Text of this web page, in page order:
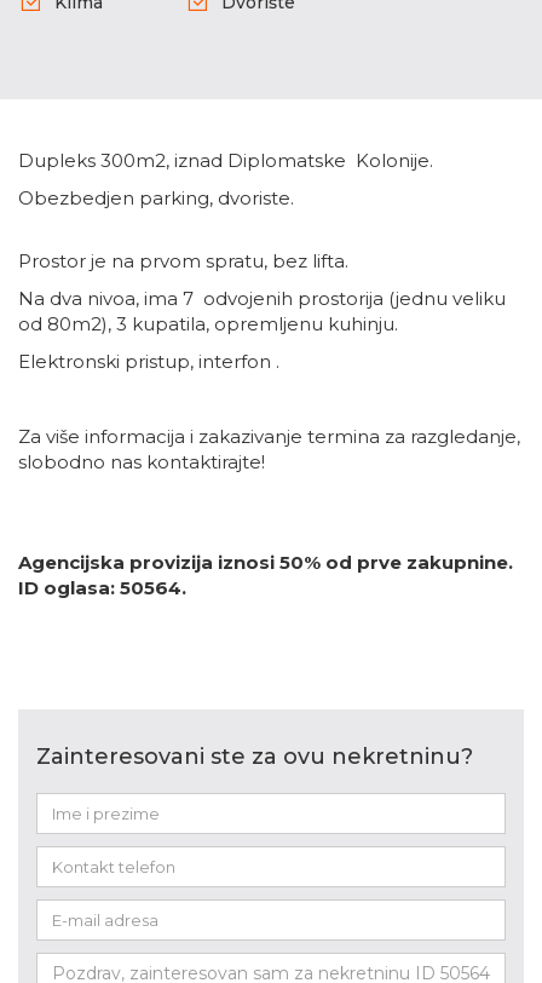
Dupleks 300m2, iznad Diplomatske Kolonije.
Obezbedjen parking, dvoriste.
Prostor je na prvom spratu, bez lifta.
Na dva nivoa, ima 7 odvojenih prostorija (jednu veliku
od 80m2), 3 kupatila, opremljenu kuhinju.
Elektronski pristup, interfon .
Za više informacija i zakazivanje termina za razgledanje,
slobodno nas kontaktirajte!
Agencijska provizija iznosi 50% od prve zakupnine.
ID oglasa: 50564.
Zainteresovani ste za ovu nekretninu?